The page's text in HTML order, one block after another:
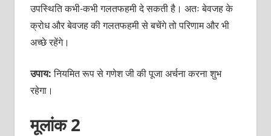
उपस्थिति कभी-कभी गलतफहमी दे सकती है। अतः बेवजह के
क्रोध और बेवजह की गलतफहमी से बचेंगे तो परिणाम और भी
अच्छे रहेंगे।
उपाय:नियमित रूप से गणेश जी की पूजा अर्चना करना शुभ
रहेगा।
मूलांक 2